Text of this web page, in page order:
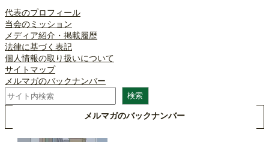
代表のプロフィール
当会のミッション
メディア紹介・掲載履歴
法律に基づく表記
個人情報の取り扱いについて
サイトマップ
メルマガのバックナンバー
検
索
検索
メルマガのバックナンバー